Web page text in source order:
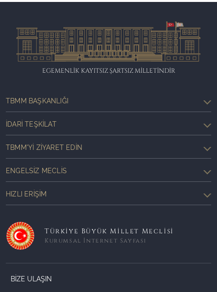
EGEMENLİK KAYITSIZ ŞARTSIZ MİLLETİNDİR
TBMM BAŞKANLIĞI
İDARI TEŞKILAT
TBMM'YI ZIYARET EDIN
ENGELSIZ MECLIS
HIZLI ERIŞIM
Türkiye Büyük Millet Meclisi
Kurumsal İnternet Sayfası
BİZE ULAŞIN